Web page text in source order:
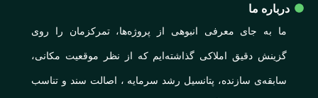
درباره ما
ما به جای معرفی انبوهی از پروژه‌ها، تمرکزمان را روی
گزینش دقیق املاکی گذاشته‌ایم که از نظر موقعیت مکانی،
سابقه‌ی سازنده، پتانسیل رشد سرمایه ، اصالت سند و تناسب